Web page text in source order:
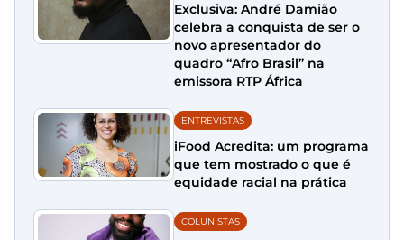
Exclusiva: André Damião
celebra a conquista de ser o
novo apresentador do
quadro “Afro Brasil” na
emissora RTP África
ENTREVISTAS
iFood Acredita: um programa
que tem mostrado o que é
equidade racial na prática
COLUNISTAS